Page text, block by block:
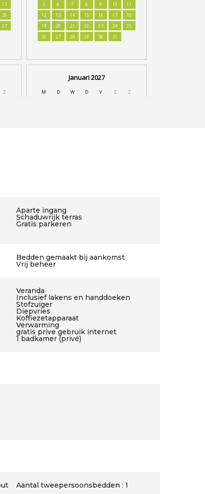
Aparte ingang
Schaduwrijk terras
Gratis parkeren
Bedden gemaakt bij aankomst
Vrij beheer
Veranda
Inclusief lakens en handdoeken
Stofzuiger
Diepvries
Koffiezetapparaat
Verwarming
gratis prive gebruik internet
1 badkamer (privé)
Aantal tweepersoonsbedden : 1